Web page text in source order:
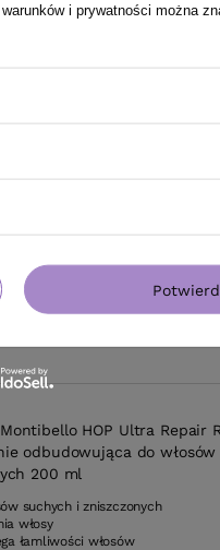
HOP Ultra Repair
odbudowująca do
200 ml
suchych i zniszczonych
włosy
łamliwości włosów
i prywatności można